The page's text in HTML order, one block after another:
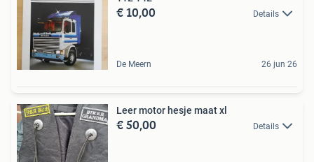
€ 10,00 Details
De Meern 26 jun 26
Leer motor hesje maat xl
€ 50,00 Details